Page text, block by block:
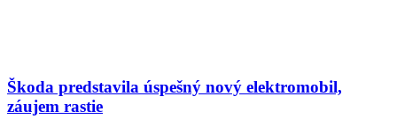
Škoda predstavila úspešný nový elektromobil,
záujem rastie